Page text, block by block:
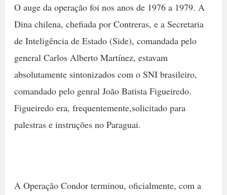
O auge da operação foi nos anos de 1976 a 1979. A
Dina chilena, chefiada por Contreras, e a Secretaria
de Inteligência de Estado (Side), comandada pelo
general Carlos Alberto Martínez, estavam
absolutamente sintonizados com o SNI brasileiro,
comandado pelo genral João Batista Figueiredo.
Figueiredo era, frequentemente,solicitado para
palestras e instruções no Paraguai.
A Operação Condor terminou, oficialmente, com a